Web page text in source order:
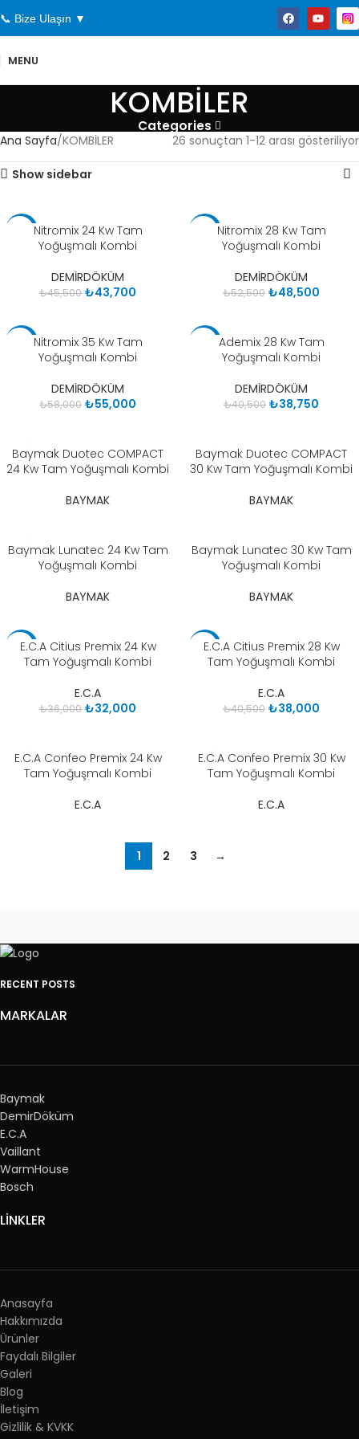
📞 Bize Ulaşın ▼
MENU
KOMBİLER
Categories
Ana Sayfa KOMBİLER 26 sonuçtan 1-12 arası gösteriliyor
Show sidebar
Nitromix 24 Kw Tam
Yoğuşmalı Kombi
DEMİRDÖKÜM
₺45,500 ₺43,700
Nitromix 28 Kw Tam
Yoğuşmalı Kombi
DEMİRDÖKÜM
₺52,500 ₺48,500
Nitromix 35 Kw Tam
Yoğuşmalı Kombi
DEMİRDÖKÜM
₺58,000 ₺55,000
Ademix 28 Kw Tam
Yoğuşmalı Kombi
DEMİRDÖKÜM
₺40,500 ₺38,750
Baymak Duotec COMPACT
24 Kw Tam Yoğuşmalı Kombi
BAYMAK
Baymak Duotec COMPACT
30 Kw Tam Yoğuşmalı Kombi
BAYMAK
Baymak Lunatec 24 Kw Tam
Yoğuşmalı Kombi
BAYMAK
Baymak Lunatec 30 Kw Tam
Yoğuşmalı Kombi
BAYMAK
-11%
E.C.A Citius Premix 24 Kw
Tam Yoğuşmalı Kombi
E.C.A
₺36,000 ₺32,000
-6%
E.C.A Citius Premix 28 Kw
Tam Yoğuşmalı Kombi
E.C.A
₺40,500 ₺38,000
E.C.A Confeo Premix 24 Kw
Tam Yoğuşmalı Kombi
E.C.A
E.C.A Confeo Premix 30 Kw
Tam Yoğuşmalı Kombi
E.C.A
1 2 3 →
RECENT POSTS
MARKALAR
Baymak
DemirDöküm
E.C.A
Vaillant
WarmHouse
Bosch
LİNKLER
Anasayfa
Hakkımızda
Ürünler
Faydalı Bilgiler
Galeri
Blog
İletişim
Gizlilik & KVKK